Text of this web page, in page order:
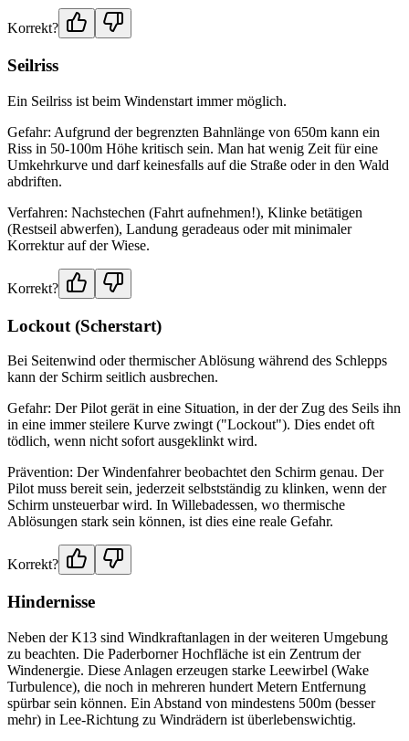
Korrekt?
Seilriss
Ein Seilriss ist beim Windenstart immer möglich.
Gefahr: Aufgrund der begrenzten Bahnlänge von 650m kann ein
Riss in 50-100m Höhe kritisch sein. Man hat wenig Zeit für eine
Umkehrkurve und darf keinesfalls auf die Straße oder in den Wald
abdriften.
Verfahren: Nachstechen (Fahrt aufnehmen!), Klinke betätigen
(Restseil abwerfen), Landung geradeaus oder mit minimaler
Korrektur auf der Wiese.
Korrekt?
Lockout (Scherstart)
Bei Seitenwind oder thermischer Ablösung während des Schlepps
kann der Schirm seitlich ausbrechen.
Gefahr: Der Pilot gerät in eine Situation, in der der Zug des Seils ihn
in eine immer steilere Kurve zwingt ("Lockout"). Dies endet oft
tödlich, wenn nicht sofort ausgeklinkt wird.
Prävention: Der Windenfahrer beobachtet den Schirm genau. Der
Pilot muss bereit sein, jederzeit selbstständig zu klinken, wenn der
Schirm unsteuerbar wird. In Willebadessen, wo thermische
Ablösungen stark sein können, ist dies eine reale Gefahr.
Korrekt?
Hindernisse
Neben der K13 sind Windkraftanlagen in der weiteren Umgebung
zu beachten. Die Paderborner Hochfläche ist ein Zentrum der
Windenergie. Diese Anlagen erzeugen starke Leewirbel (Wake
Turbulence), die noch in mehreren hundert Metern Entfernung
spürbar sein können. Ein Abstand von mindestens 500m (besser
mehr) in Lee-Richtung zu Windrädern ist überlebenswichtig.